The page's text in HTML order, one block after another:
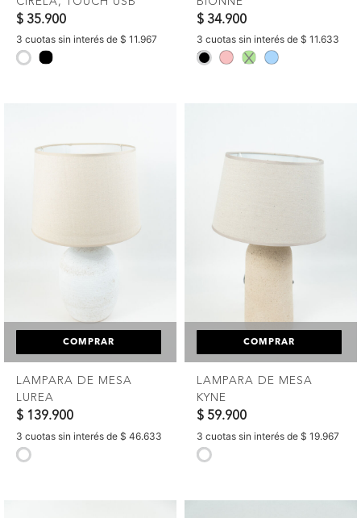
$ 35.900
3 cuotas sin interés de $ 11.967
selected
$ 34.900
3 cuotas sin interés de $ 11.633
selected
COMPRAR
LAMPARA DE MESA
LUREA
$ 139.900
3 cuotas sin interés de $ 46.633
COMPRAR
LAMPARA DE MESA
KYNE
$ 59.900
3 cuotas sin interés de $ 19.967